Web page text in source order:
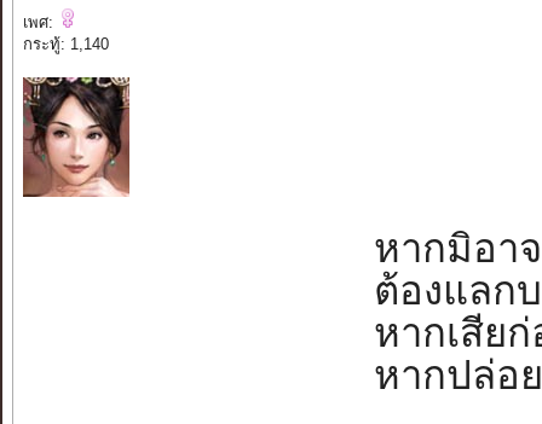
เพศ:
กระทู้: 1,140
หากมิอา
ต้องแลก
หากเสีย
หากปล่อ